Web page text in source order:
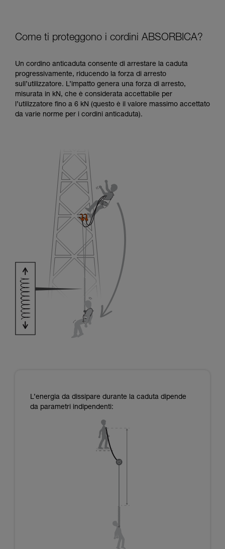
Come ti proteggono i cordini ABSORBICA?
Un cordino anticaduta consente di arrestare la caduta
progressivamente, riducendo la forza di arresto
sull’utilizzatore. L’impatto genera una forza di arresto,
misurata in kN, che è considerata accettabile per
l’utilizzatore fino a 6 kN (questo è il valore massimo accettato
da varie norme per i cordini anticaduta).
L’energia da dissipare durante la caduta dipende
da parametri indipendenti: